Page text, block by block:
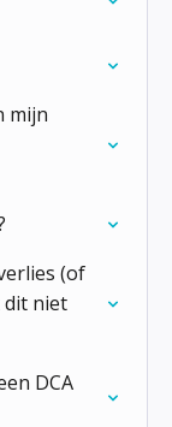
mijn
(of
dit niet
DCA